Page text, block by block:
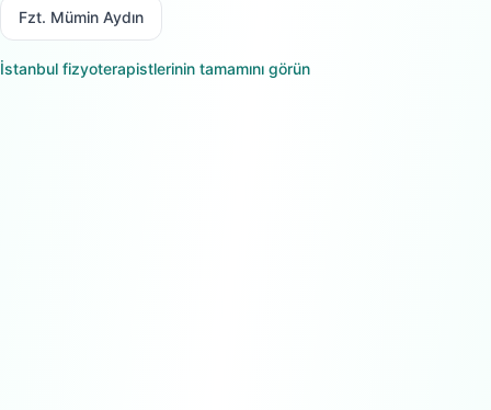
Fzt. Mümin Aydın
İstanbul fizyoterapistlerinin tamamını görün